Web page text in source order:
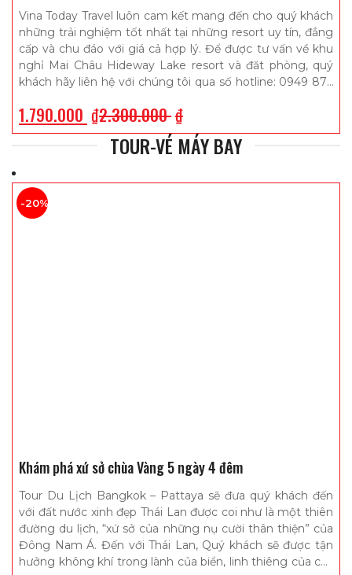
thổi nhẹ qua tai, thoang thoảng mùi hương thơm của cỏ
cây núi rừng và ngắm nhìn những gợn sóng nhỏ lăn tăn
trên mặt hồ sẽ giúp cho du khách có được những giây
phút thư giãn và tâm hồn như được kết nối với thiên
nhiên.
Vina Today Travel luôn cam kết mang đến cho quý khách
những trải nghiệm tốt nhất tại những resort uy tín, đẳng
cấp và chu đáo với giá cả hợp lý. Để được tư vấn về khu
nghỉ Mai Châu Hideway Lake resort và đăt phòng, quý
khách hãy liên hệ với chúng tôi qua số hotline: 0949 874
1.790.000 ₫2.300.000₫
TOUR-VÉ MÁY BAY
Khám phá xứ sở chùa Vàng 5 ngày 4 đêm
Tour Du Lịch Bangkok – Pattaya sẽ đưa quý khách đến
với đất nước xinh đẹp Thái Lan được coi như là một thiên
đường du lịch, “xứ sở của những nụ cười thân thiện” của
Đông Nam Á. Đến với Thái Lan, Quý khách sẽ được tận
hưởng không khí trong lành của biển, linh thiêng của các
-20%